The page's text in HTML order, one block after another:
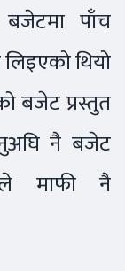
पाँच
थियो
बजेट प्रस्तुत
नै बजेट
माफी नै